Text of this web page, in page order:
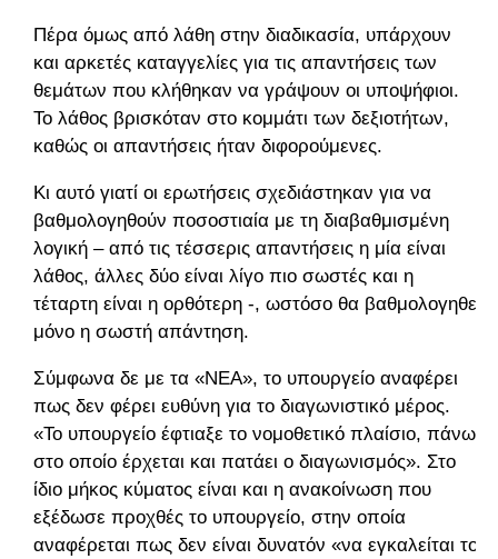
Πέρα όμως από λάθη στην διαδικασία, υπάρχουν
και αρκετές καταγγελίες για τις απαντήσεις των
θεμάτων που κλήθηκαν να γράψουν οι υποψήφιοι.
Το λάθος βρισκόταν στο κομμάτι των δεξιοτήτων,
καθώς οι απαντήσεις ήταν διφορούμενες.
Κι αυτό γιατί οι ερωτήσεις σχεδιάστηκαν για να
βαθμολογηθούν ποσοστιαία με τη διαβαθμισμένη
λογική – από τις τέσσερις απαντήσεις η μία είναι
λάθος, άλλες δύο είναι λίγο πιο σωστές και η
τέταρτη είναι η ορθότερη -, ωστόσο θα βαθμολογηθεί
μόνο η σωστή απάντηση.
Σύμφωνα δε με τα «ΝΕΑ», το υπουργείο αναφέρει
πως δεν φέρει ευθύνη για το διαγωνιστικό μέρος.
«Το υπουργείο έφτιαξε το νομοθετικό πλαίσιο, πάνω
στο οποίο έρχεται και πατάει ο διαγωνισμός». Στο
ίδιο μήκος κύματος είναι και η ανακοίνωση που
εξέδωσε προχθές το υπουργείο, στην οποία
αναφέρεται πως δεν είναι δυνατόν «να εγκαλείται το